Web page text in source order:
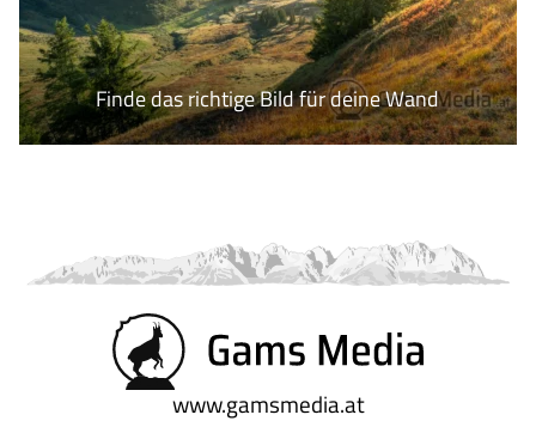
Finde das richtige Bild für deine Wand
www.gamsmedia.at